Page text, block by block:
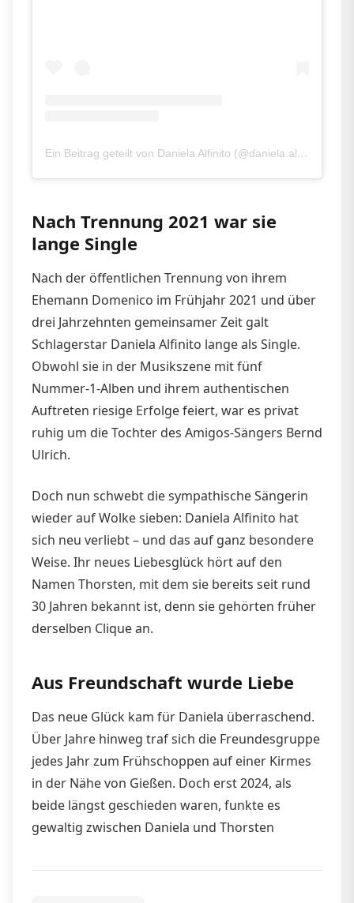
Ein Beitrag geteilt von Daniela Alfinito (@daniela.alfinito)
Nach Trennung 2021 war sie
lange Single
Nach der öffentlichen Trennung von ihrem
Ehemann Domenico im Frühjahr 2021 und über
drei Jahrzehnten gemeinsamer Zeit galt
Schlagerstar Daniela Alfinito lange als Single.
Obwohl sie in der Musikszene mit fünf
Nummer-1-Alben und ihrem authentischen
Auftreten riesige Erfolge feiert, war es privat
ruhig um die Tochter des Amigos-Sängers Bernd
Ulrich.
Doch nun schwebt die sympathische Sängerin
wieder auf Wolke sieben: Daniela Alfinito hat
sich neu verliebt – und das auf ganz besondere
Weise. Ihr neues Liebesglück hört auf den
Namen Thorsten, mit dem sie bereits seit rund
30 Jahren bekannt ist, denn sie gehörten früher
derselben Clique an.
Aus Freundschaft wurde Liebe
Das neue Glück kam für Daniela überraschend.
Über Jahre hinweg traf sich die Freundesgruppe
jedes Jahr zum Frühschoppen auf einer Kirmes
in der Nähe von Gießen. Doch erst 2024, als
beide längst geschieden waren, funkte es
gewaltig zwischen Daniela und Thorsten